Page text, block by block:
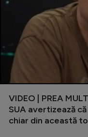
VIDEO | PREA
SUA avertizează
chiar din această